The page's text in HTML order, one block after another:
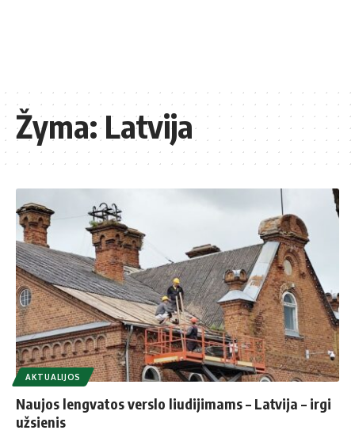
Žyma:Latvija
AKTUALIJOS
Naujos lengvatos verslo liudijimams – Latvija – irgi
užsienis